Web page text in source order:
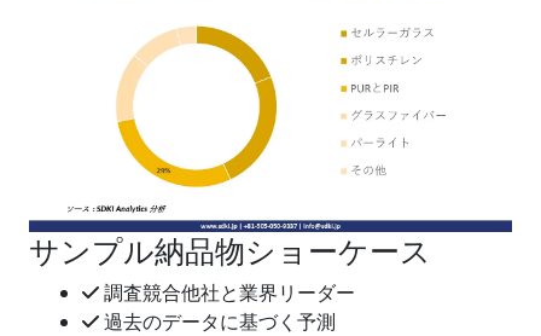
サンプル納品物ショーケース
調査競合他社と業界リーダー
過去のデータに基づく予測